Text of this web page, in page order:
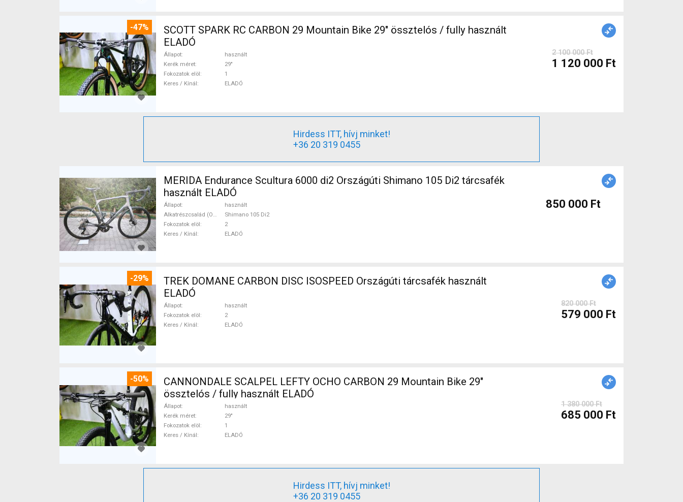
-47%
SCOTT SPARK RC CARBON 29 Mountain Bike 29" össztelós / fully használt
ELADÓ
Állapot
használt
Kerék méret
29"
Fokozatok elöl
1
Keres / Kínál
ELADÓ
2 100 000 Ft
1 120 000 Ft
Hirdess ITT, hívj minket!
+36 20 319 0455
MERIDA Endurance Scultura 6000 di2 Országúti Shimano 105 Di2 tárcsafék
használt ELADÓ
Állapot
használt
Alkatrészcsalád (Outi)
Shimano 105 Di2
Fokozatok elöl
2
Keres / Kínál
ELADÓ
850 000 Ft
-29%
TREK DOMANE CARBON DISC ISOSPEED Országúti tárcsafék használt
ELADÓ
Állapot
használt
Fokozatok elöl
2
Keres / Kínál
ELADÓ
820 000 Ft
579 000 Ft
-50%
CANNONDALE SCALPEL LEFTY OCHO CARBON 29 Mountain Bike 29"
össztelós / fully használt ELADÓ
Állapot
használt
Kerék méret
29"
Fokozatok elöl
1
Keres / Kínál
ELADÓ
1 380 000 Ft
685 000 Ft
Hirdess ITT, hívj minket!
+36 20 319 0455